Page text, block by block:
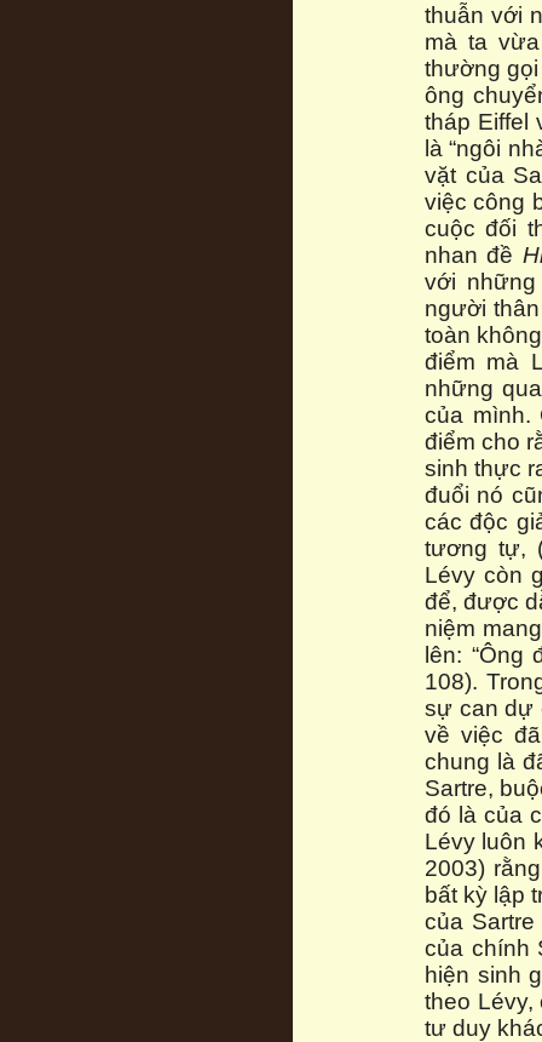
thuẫn với
mà ta
thường gọi
ông
tháp Eiffel
là “ngôi
vặt của
việc công
cuộc đối
nhan đề
với
người
toàn
điểm mà
những
của mình.
điểm cho
sinh thực
đuổi nó
các độc
tương tự,
Lévy còn
để, được
niệm
lên: “Ông
108).
sự can dự
về việc
chung là
Sartre,
đó là của
Lévy luôn
2003)
bất kỳ lập
của
của chính
hiện sinh
theo Lévy,
tư duy